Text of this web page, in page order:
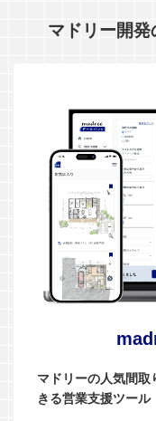
マドリー開発
マドリーの人気間
きる営業支援ツール